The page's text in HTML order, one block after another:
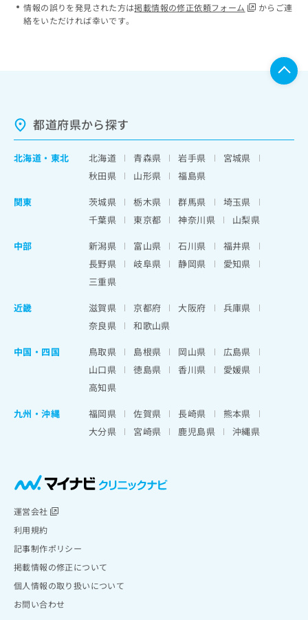
情報の誤りを発見された方は掲載情報の修正依頼フォーム
からご連
絡をいただければ幸いです。
都道府県から探す
北海道 ・ 東北 北海道 青森県 岩手県
宮城県
秋田県
山形県
福島県
関東
茨城県 栃木県 群馬県
埼玉県
千葉県
東京都 神奈川県
山梨県
中部
新潟県 富山県 石川県
福井県
長野県
岐阜県 静岡県
愛知県
三重県
近畿
滋賀県 京都府 大阪府
兵庫県
奈良県
和歌山県
中国・四国
鳥取県 島根県 岡山県
広島県
山口県
徳島県 香川県
愛媛県
高知県
九州・沖縄
福岡県 佐賀県 長崎県
熊本県
大分県
宮崎県 鹿児島県 沖縄県
運営会社
利用規約
記事制作ポリシー
掲載情報の修正について
個人情報の取り扱いについて
お問い合わせ